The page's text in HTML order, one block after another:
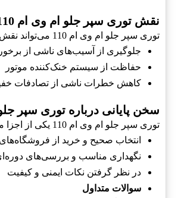
نقش توری سپر جلو ام وی ام 110 در افزایش ایمنی
توری سپر جلو ام وی ام 110 می‌تواند نقش مهمی در افزایش ایمنی خودرو داشته باشد.
جلوگیری از آسیب‌های ناشی از
حفاظت از سیستم خنک‌کننده موتور
کاهش خطرات ناشی از تصادفات
سخن پایانی درباره توری سپر جلو
توری سپر جلو ام وی ام 110 یکی از اجزا مهم این خودرو است که در حفظ زیبایی و عملکرد آن تأثیرگذار است.
انتخاب صحیح و خرید از فروشگاه‌های
نگهداری مناسب و بررسی‌های
در نظر گرفتن نکات ایمنی و کیفیت
سوالات متداول